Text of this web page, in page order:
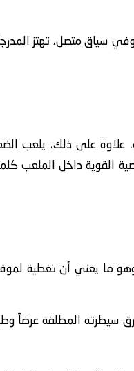
سياق متصل، تهتز
علاوة على ذلك، يلعب
القوية داخل الملعب
وهو ما يعني أن تغطية
سيطرته المطلقة عرضاً